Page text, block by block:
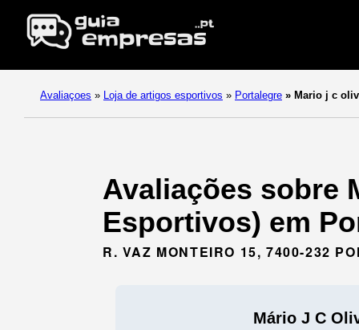
Avaliaçoes » Loja de artigos esportivos » Portalegre » Mario j c
Avaliações sobre
Esportivos) em
R. VAZ MONTEIRO 15, 7400-232
Mário J C